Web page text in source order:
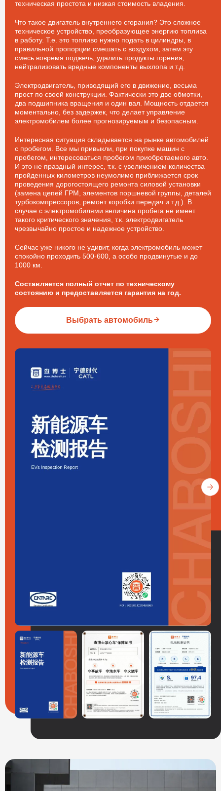
техническая простота и низкая стоимость владения.
Что такое двигатель внутреннего сгорания? Это сложное
техническое устройство, преобразующее энергию топлива
в работу. Т.е. это топливо нужно подать в цилиндры, в
правильной пропорции смешать с воздухом, затем эту
смесь вовремя поджечь, удалить продукты горения,
нейтрализовать вредные компоненты выхлопа и т.д.
Электродвигатель, приводящий его в движение, весьма
прост по своей конструкции. Фактически это две обмотки,
два подшипника вращения и один вал. Мощность отдается
моментально, без задержек, что делает управление
электромобилем более прогнозируемым и безопасным.
Интересная ситуация складывается на рынке автомобилей
с пробегом. Все мы привыкли, при покупке машин с
пробегом, интересоваться пробегом приобретаемого авто.
И это не праздный интерес, т.к. с увеличением количества
пройденных километров неумолимо приближается срок
проведения дорогостоящего ремонта силовой установки
(замена цепей ГРМ, элементов поршневой группы, деталей
турбокомпрессоров, ремонт коробки передач и т.д.). В
случае с электромобилями величина пробега не имеет
такого критического значения, т.к. электродвигатель
чрезвычайно простое и надежное устройство.
Сейчас уже никого не удивит, когда электромобиль может
спокойно проходить 500-600, а особо продвинутые и до
1000 км.
Составляется полный отчет по техническому
состоянию и предоставляется гарантия на год.
Выбрать автомобиль